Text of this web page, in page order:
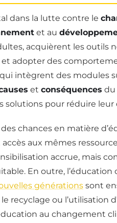
dans la lutte contre le
et au
acquièrent les outils
adopter des
intègrent des modules
et conséquences du
solutions pour réduire
chances en matière
aux mêmes
accrue, mais
En outre,
générations sont
recyclage ou l’utilisation
au changement